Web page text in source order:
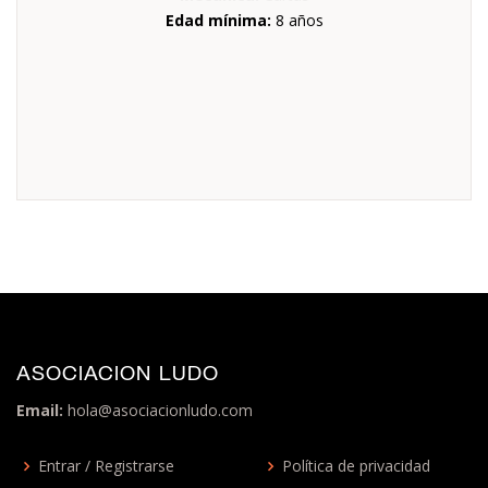
Edad mínima: 8 años
ASOCIACION LUDO
Email: hola@asociacionludo.com
Entrar / Registrarse Política de privacidad